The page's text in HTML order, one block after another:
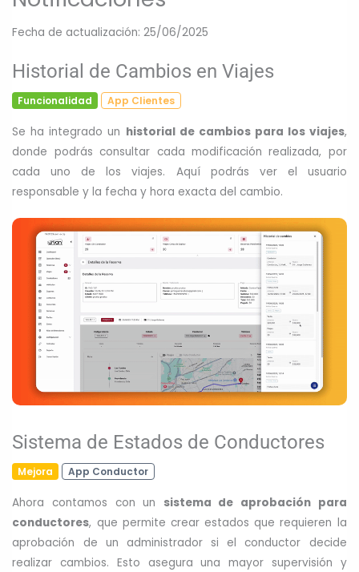
Fecha de actualización: 25/06/2025
Historial de Cambios en Viajes
Funcionalidad App Clientes
Se ha integrado un historial de cambios para los viajes,
donde podrás consultar cada modificación realizada, por
cada uno de los viajes. Aquí podrás ver el usuario
responsable y la fecha y hora exacta del cambio.
Sistema de Estados de Conductores
Mejora App Conductor
Ahora contamos con un sistema de aprobación para
conductores, que permite crear estados que requieren la
aprobación de un administrador si el conductor decide
realizar cambios. Esto asegura una mayor supervisión y